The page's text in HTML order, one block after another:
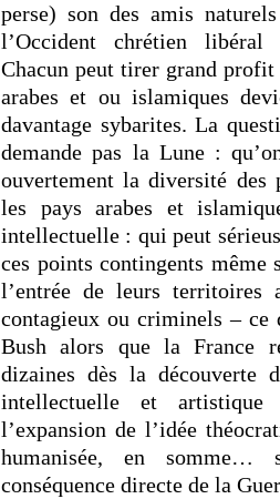
perse) son des amis
l’Occident chrétien libéral
Chacun peut tirer grand
arabes et ou islamiques
davantage sybarites. La
demande pas la Lune :
ouvertement la diversité des
les pays arabes et
intellectuelle : qui peut
ces points contingents même
l’entrée de leurs territoires
contagieux ou criminels – ce
Bush alors que la France
dizaines dès la découverte
intellectuelle et artistique
l’expansion de l’idée
humanisée, en somme…
conséquence directe de la